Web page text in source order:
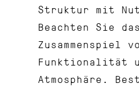
Struktur mit
Beachten Sie das
Zusammenspiel
Funktionalität
Atmosphäre.